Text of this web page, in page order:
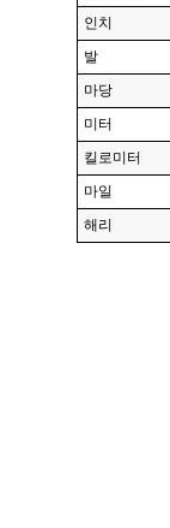
인치
발
마당
미터
킬로미터
마일
해리